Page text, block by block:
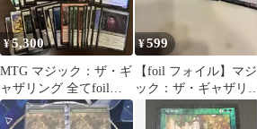
¥5,300
MTG マジック：ザ・ギ
ャザリング 全てfoilセ
ット
¥599
【foil フォイル】マジ
ック：ザ・ギャザリン
グ カードセット 3枚